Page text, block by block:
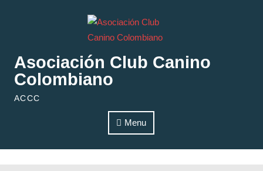
Asociación Club Canino
Colombiano
ACCC
Menu